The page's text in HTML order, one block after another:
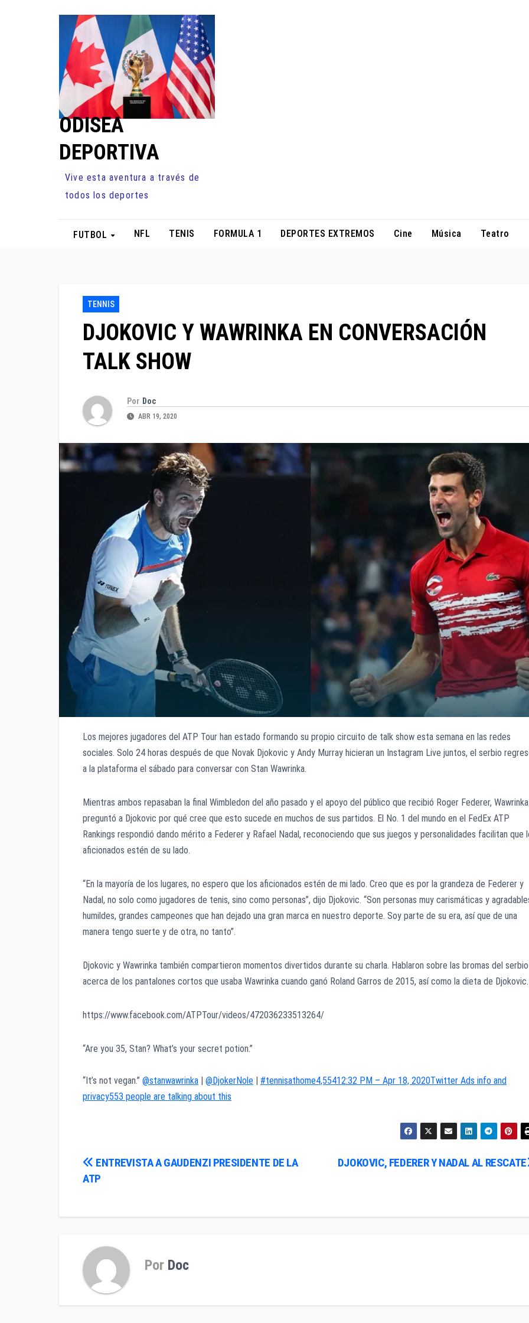
ODISEA
DEPORTIVA
Vive esta aventura a través de
todos los deportes
FUTBOL NFL TENIS FORMULA 1 DEPORTES EXTREMOS Cine Música Teatro
TENNIS
DJOKOVIC Y WAWRINKA EN CONVERSACIÓN
TALK SHOW
Por Doc
ABR 19, 2020
Los mejores jugadores del ATP Tour han estado formando su propio circuito de talk show esta semana en las redes
sociales. Solo 24 horas después de que Novak Djokovic y Andy Murray hicieran un Instagram Live juntos, el serbio
a la plataforma el sábado para conversar con Stan Wawrinka.
Mientras ambos repasaban la final Wimbledon del año pasado y el apoyo del público que recibió Roger Federer,
preguntó a Djokovic por qué cree que esto sucede en muchos de sus partidos. El No. 1 del mundo en el FedEx ATP
Rankings respondió dando mérito a Federer y Rafael Nadal, reconociendo que sus juegos y personalidades facilitan que
aficionados estén de su lado.
“En la mayoría de los lugares, no espero que los aficionados estén de mi lado. Creo que es por la grandeza de Federer y
Nadal, no solo como jugadores de tenis, sino como personas”, dijo Djokovic. “Son personas muy carismáticas y
humildes, grandes campeones que han dejado una gran marca en nuestro deporte. Soy parte de su era, así que de una
manera tengo suerte y de otra, no tanto”.
Djokovic y Wawrinka también compartieron momentos divertidos durante su charla. Hablaron sobre las bromas del serbio
acerca de los pantalones cortos que usaba Wawrinka cuando ganó Roland Garros de 2015, así como la dieta de Djokovic.
https://www.facebook.com/ATPTour/videos/472036233513264/
“Are you 35, Stan? What’s your secret potion.”
“It’s not vegan.” @stanwawrinka @DjokerNole #tennisathome4,55412:32 PM – Apr 18, 2020Twitter Ads info and
privacy553 people are talking about this
Navegación
entradas
DJOKOVIC, FEDERER Y NADAL AL RESCATE
ENTREVISTA A GAUDENZI PRESIDENTE DE LA
ATP
Por Doc